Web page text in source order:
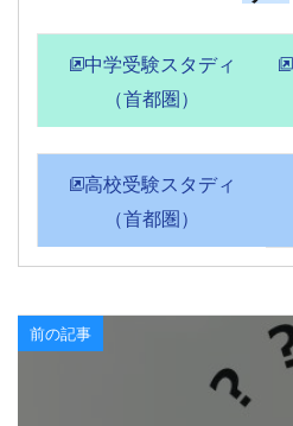
中学受験スタディ
（首都圏）
高校受験スタディ
（首都圏）
前の記事